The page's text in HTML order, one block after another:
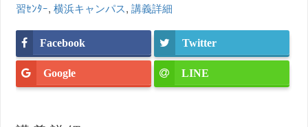
習ｾﾝﾀｰ,横浜キャンパス,講義詳細
Facebook Twitter
Google LINE